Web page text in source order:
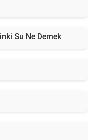
Su Ne Demek